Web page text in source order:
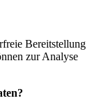
Bereitstellung
zur Analyse